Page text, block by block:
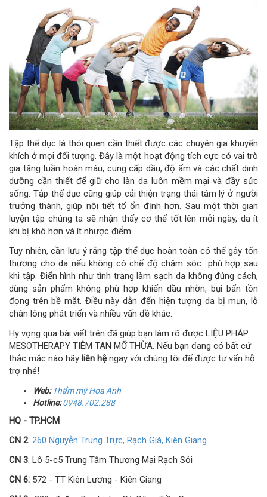
Tập thể dục là thói quen cần thiết được các chuyên gia khuyến
khích ở mọi đối tượng. Đây là một hoạt động tích cực có vai trò
gia tăng tuần hoàn máu, cung cấp dầu, độ ẩm và các chất dinh
dưỡng cần thiết để giữ cho làn da luôn mềm mại và đầy sức
sống. Tập thể dục cũng giúp cải thiện trạng thái tâm lý ở người
trưởng thành, giúp nội tiết tố ổn định hơn. Sau một thời gian
luyện tập chúng ta sẽ nhận thấy cơ thể tốt lên mỗi ngày, da ít
khi bị khô hơn và ít nhược điểm.
Tuy nhiên, cần lưu ý rằng tập thể dục hoàn toàn có thể gây tổn
thương cho da nếu không có chế độ chăm sóc phù hợp sau
khi tập. Điển hình như tình trạng làm sạch da không đúng cách,
dùng sản phẩm không phù hợp khiến dầu nhờn, bụi bẩn tồn
đọng trên bề mặt. Điều này dẫn đến hiện tượng da bị mụn, lỗ
chân lông phát triển và nhiều vấn đề khác.
Hy vọng qua bài viết trên đã giúp bạn làm rõ được LIỆU PHÁP
MESOTHERAPY TIÊM TAN MỠ THỪA. Nếu bạn đang có bất cứ
thắc mắc nào hãy liên hệ ngay với chúng tôi để được tư vấn hỗ
trợ nhé!
Web:Thẩm mỹ Hoa Anh
Hotline: 0948.702.288
HQ - TP.HCM
CN 2: 260 Nguyễn Trung Trực, Rạch Giá, Kiên Giang
CN 3: Lô 5-c5 Trung Tâm Thương Mại Rạch Sỏi
CN 6: 572 - TT Kiên Lương - Kiên Giang